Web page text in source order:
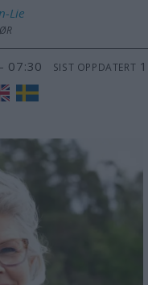
Lie
07:30 SIST OPPDATERT